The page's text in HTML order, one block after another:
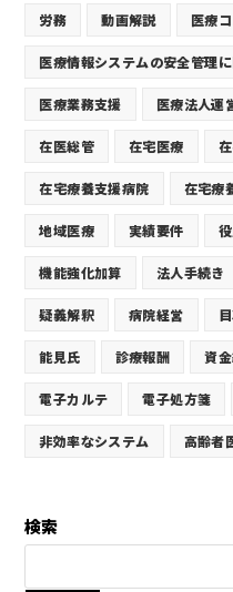
労務 動画解説 医療
医療情報システムの安全管理
医療業務支援 医療法人運
在医総管 在宅医療
在宅療養支援病院 在宅療
地域医療 実績要件
機能強化加算 法人手続き
疑義解釈 病院経営
能見氏 診療報酬 資
電子カルテ 電子処方箋
非効率なシステム 高齢者
検索